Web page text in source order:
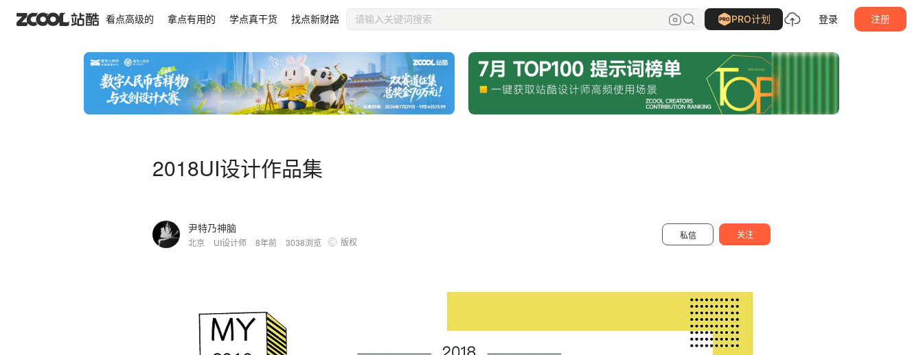
看点高级的 拿点有用的 学点真干货 找点新财路 PRO计划 登录 注册
2018UI设计作品集
尹特乃神脑
北京 UI设计师 8年前 3038浏览 版权
私信 关注
2018UI设计作品集 尹特乃神脑 关注